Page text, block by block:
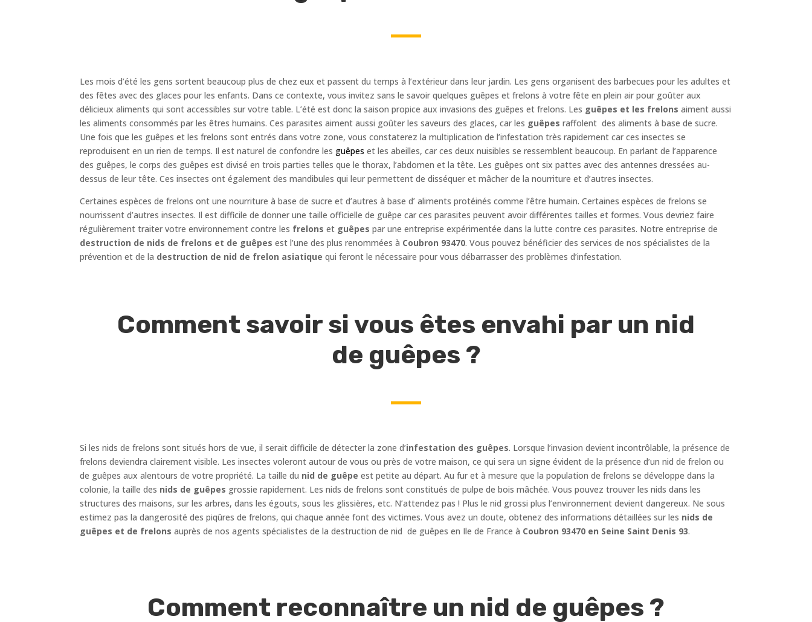
Les mois d’été les gens sortent beaucoup plus de chez eux et passent du temps à l’extérieur dans leur jardin. Les gens organisent des barbecues pour les adultes et
des fêtes avec des glaces pour les enfants. Dans ce contexte, vous invitez sans le savoir quelques guêpes et frelons à votre fête en plein air pour goûter aux
délicieux aliments qui sont accessibles sur votre table. L’été est donc la saison propice aux invasions des guêpes et frelons. Les guêpes et les frelons aiment aussi
les aliments consommés par les êtres humains. Ces parasites aiment aussi goûter les saveurs des glaces, car les guêpes raffolent des aliments à base de sucre.
Une fois que les guêpes et les frelons sont entrés dans votre zone, vous constaterez la multiplication de l’infestation très rapidement car ces insectes se
reproduisent en un rien de temps. Il est naturel de confondre les guêpes et les abeilles, car ces deux nuisibles se ressemblent beaucoup. En parlant de l’apparence
des guêpes, le corps des guêpes est divisé en trois parties telles que le thorax, l’abdomen et la tête. Les guêpes ont six pattes avec des antennes dressées au-
dessus de leur tête. Ces insectes ont également des mandibules qui leur permettent de disséquer et mâcher de la nourriture et d’autres insectes.
Certaines espèces de frelons ont une nourriture à base de sucre et d’autres à base d’ aliments protéinés comme l’être humain. Certaines espèces de frelons se
nourrissent d’autres insectes. Il est difficile de donner une taille officielle de guêpe car ces parasites peuvent avoir différentes tailles et formes. Vous devriez faire
régulièrement traiter votre environnement contre les frelons et guêpes par une entreprise expérimentée dans la lutte contre ces parasites. Notre entreprise de
destruction de nids de frelons et de guêpes est l’une des plus renommées à Coubron 93470. Vous pouvez bénéficier des services de nos spécialistes de la
prévention et de la destruction de nid de frelon asiatique qui feront le nécessaire pour vous débarrasser des problèmes d’infestation.
Comment savoir si vous êtes envahi par un nid
de guêpes ?
Si les nids de frelons sont situés hors de vue, il serait difficile de détecter la zone d’infestation des guêpes. Lorsque l’invasion devient incontrôlable, la présence de
frelons deviendra clairement visible. Les insectes voleront autour de vous ou près de votre maison, ce qui sera un signe évident de la présence d’un nid de frelon ou
de guêpes aux alentours de votre propriété. La taille du nid de guêpe est petite au départ. Au fur et à mesure que la population de frelons se développe dans la
colonie, la taille des nids de guêpes grossie rapidement. Les nids de frelons sont constitués de pulpe de bois mâchée. Vous pouvez trouver les nids dans les
structures des maisons, sur les arbres, dans les égouts, sous les glissières, etc. N’attendez pas ! Plus le nid grossi plus l’environnement devient dangereux. Ne sous
estimez pas la dangerosité des piqûres de frelons, qui chaque année font des victimes. Vous avez un doute, obtenez des informations détaillées sur les nids de
guêpes et de frelons auprès de nos agents spécialistes de la destruction de nid de guêpes en Ile de France à Coubron 93470 en Seine Saint Denis 93.
Comment reconnaître un nid de guêpes ?